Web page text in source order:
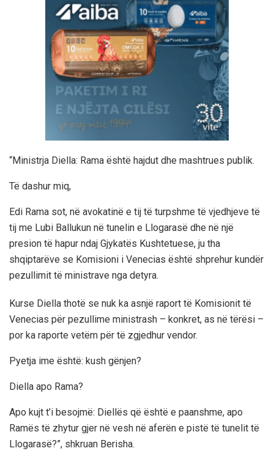
“Ministrja Diella: Rama është hajdut dhe mashtrues publik.
Të dashur miq,
Edi Rama sot, në avokatinë e tij të turpshme të vjedhjeve të
tij me Lubi Ballukun në tunelin e Llogarasë dhe në një
presion të hapur ndaj Gjykatës Kushtetuese, ju tha
shqiptarëve se Komisioni i Venecias është shprehur kundër
pezullimit të ministrave nga detyra.
Kurse Diella thotë se nuk ka asnjë raport të Komisionit të
Venecias për pezullime ministrash – konkret, as në tërësi –
por ka raporte vetëm për të zgjedhur vendor.
Pyetja ime është: kush gënjen?
Diella apo Rama?
Apo kujt t’i besojmë: Diellës që është e paanshme, apo
Ramës të zhytur gjer në vesh në aferën e pistë të tunelit të
Llogarasë?”, shkruan Berisha.